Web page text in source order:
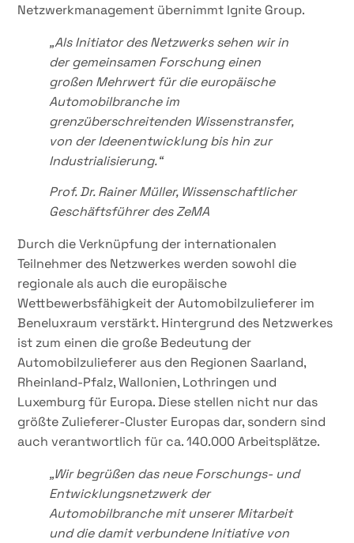
Netzwerkmanagement übernimmt Ignite Group.
„Als Initiator des Netzwerks sehen wir in
der gemeinsamen Forschung einen
großen Mehrwert für die europäische
Automobilbranche im
grenzüberschreitenden Wissenstransfer,
von der Ideenentwicklung bis hin zur
Industrialisierung.“
Prof. Dr. Rainer Müller, Wissenschaftlicher
Geschäftsführer des ZeMA
Durch die Verknüpfung der internationalen
Teilnehmer des Netzwerkes werden sowohl die
regionale als auch die europäische
Wettbewerbsfähigkeit der Automobilzulieferer im
Beneluxraum verstärkt. Hintergrund des Netzwerkes
ist zum einen die große Bedeutung der
Automobilzulieferer aus den Regionen Saarland,
Rheinland-Pfalz, Wallonien, Lothringen und
Luxemburg für Europa. Diese stellen nicht nur das
größte Zulieferer-Cluster Europas dar, sondern sind
auch verantwortlich für ca. 140.000 Arbeitsplätze.
„Wir begrüßen das neue Forschungs- und
Entwicklungsnetzwerk der
Automobilbranche mit unserer Mitarbeit
und die damit verbundene Initiative von